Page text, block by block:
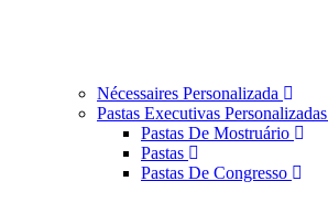
Nécessaires Personalizada
Pastas Executivas Personalizadas
Pastas De Mostruário
Pastas
Pastas De Congresso